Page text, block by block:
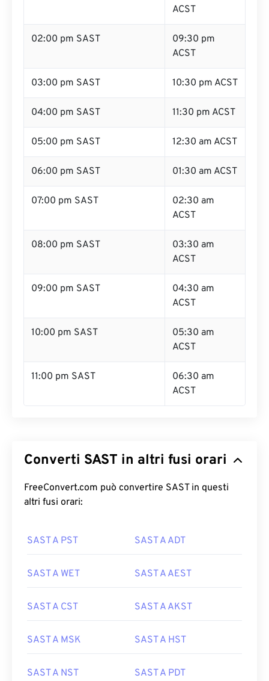
ACST
02:00 pm SAST
09:30 pm
ACST
03:00 pm SAST 10:30 pm ACST
04:00 pm SAST 11:30 pm ACST
05:00 pm SAST 12:30 am ACST
06:00 pm SAST 01:30 am ACST
07:00 pm SAST
02:30 am
ACST
08:00 pm SAST
03:30 am
ACST
09:00 pm SAST
04:30 am
ACST
10:00 pm SAST
05:30 am
ACST
11:00 pm SAST
06:30 am
ACST
Converti SAST in altri fusi orari
FreeConvert.com può convertire SAST in questi
altri fusi orari:
SAST A PST SAST A ADT
SAST A WET SAST A AEST
SAST A CST SAST A AKST
SAST A MSK SAST A HST
SAST A NST SAST A PDT